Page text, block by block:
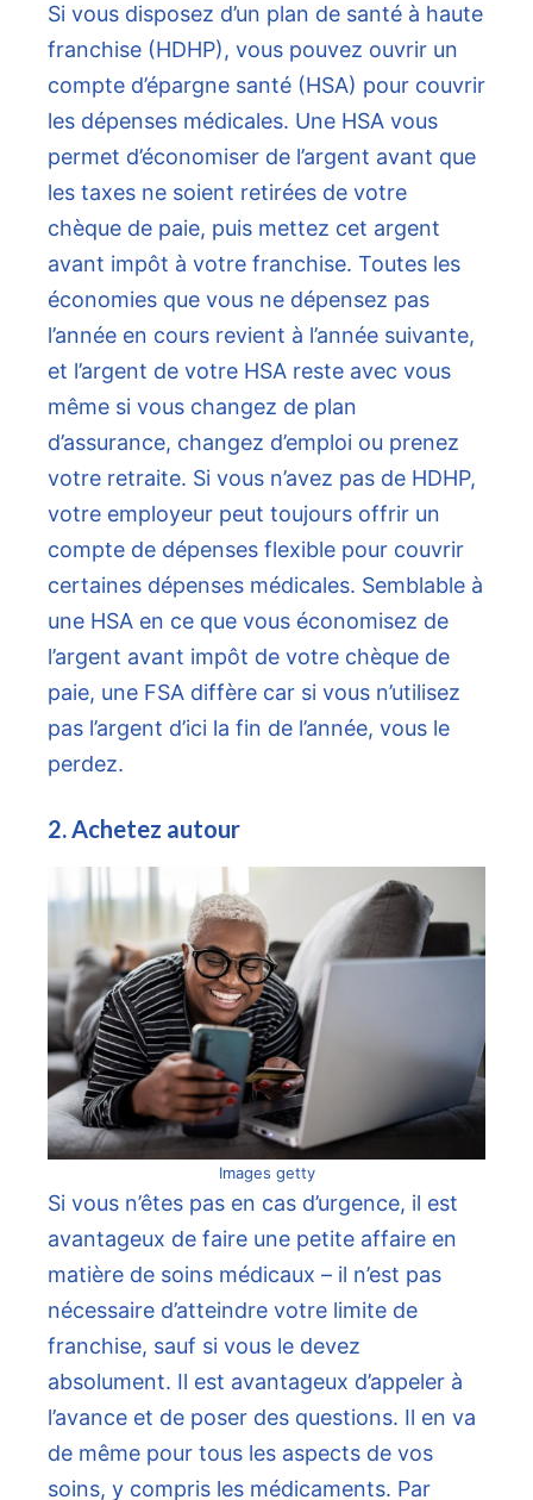
Si vous disposez d’un plan de santé à haute
franchise (HDHP), vous pouvez ouvrir un
compte d’épargne santé (HSA) pour couvrir
les dépenses médicales. Une HSA vous
permet d’économiser de l’argent avant que
les taxes ne soient retirées de votre
chèque de paie, puis mettez cet argent
avant impôt à votre franchise. Toutes les
économies que vous ne dépensez pas
l’année en cours revient à l’année suivante,
et l’argent de votre HSA reste avec vous
même si vous changez de plan
d’assurance, changez d’emploi ou prenez
votre retraite. Si vous n’avez pas de HDHP,
votre employeur peut toujours offrir un
compte de dépenses flexible pour couvrir
certaines dépenses médicales. Semblable à
une HSA en ce que vous économisez de
l’argent avant impôt de votre chèque de
paie, une FSA diffère car si vous n’utilisez
pas l’argent d’ici la fin de l’année, vous le
perdez.
2. Achetez autour
Images getty
Si vous n’êtes pas en cas d’urgence, il est
avantageux de faire une petite affaire en
matière de soins médicaux – il n’est pas
nécessaire d’atteindre votre limite de
franchise, sauf si vous le devez
absolument. Il est avantageux d’appeler à
l’avance et de poser des questions. Il en va
de même pour tous les aspects de vos
soins, y compris les médicaments. Par